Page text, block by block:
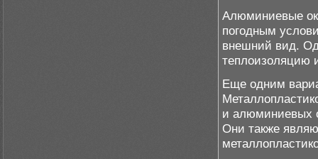
Алюминиевые
погодным
внешний вид.
теплоизоляцию
Еще одним
и алюминиевых
Они также